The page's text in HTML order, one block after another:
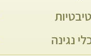
נגינה